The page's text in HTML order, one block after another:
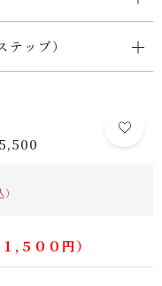
ップ）
,５００円）